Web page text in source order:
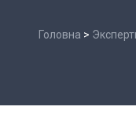
Головна >